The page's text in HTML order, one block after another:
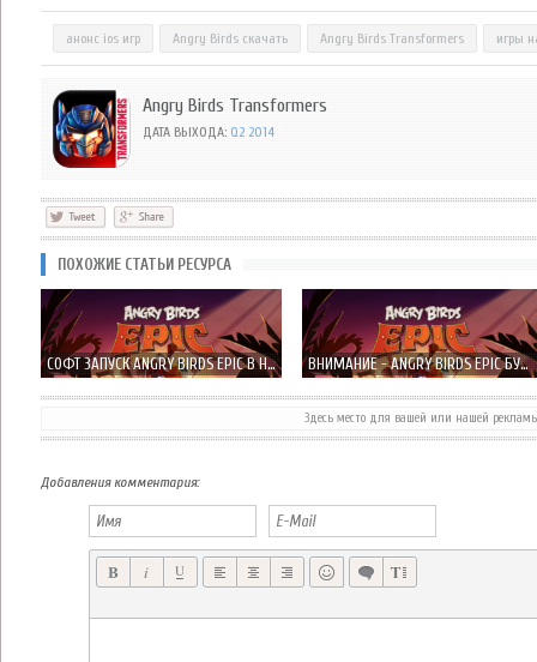
анонс ios игр Angry Birds скачать Angry Birds Transformers игры
Angry Birds Transformers
ДАТА ВЫХОДА: Q2 2014
ПОХОЖИЕ СТАТЬИ РЕСУРСА
СОФТ ЗАПУСК ANGRY BIRDS EPIC В НОВОЙ ЗЕЛАНДИИ И ДРУГИХ СТРАНАХ ВНИМАНИЕ - ANGRY BIRDS EPIC БУДЕТ ПОШАГОВОЙ РОЛЕВОЙ ИГРОЙ + СКРИНШОТЫ!
Здесь место для вашей или нашей
Добавления комментария: